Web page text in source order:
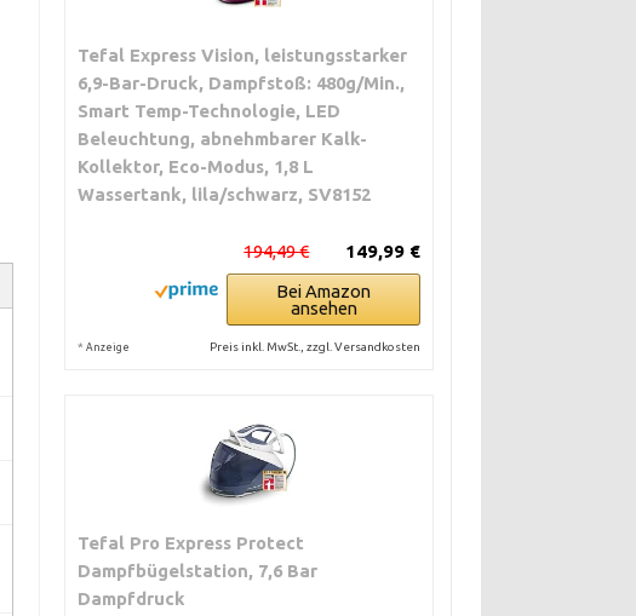
Tefal Express Vision, leistungsstarker
6,9-Bar-Druck, Dampfstoß: 480g/Min.,
Smart Temp-Technologie, LED
Beleuchtung, abnehmbarer Kalk-
Kollektor, Eco-Modus, 1,8 L
Wassertank, lila/schwarz, SV8152
149,99 €
194,49 €
Bei Amazon
ansehen
* Anzeige Preis inkl. MwSt., zzgl. Versandkosten
Tefal Pro Express Protect
Dampfbügelstation, 7,6 Bar
Dampfdruck